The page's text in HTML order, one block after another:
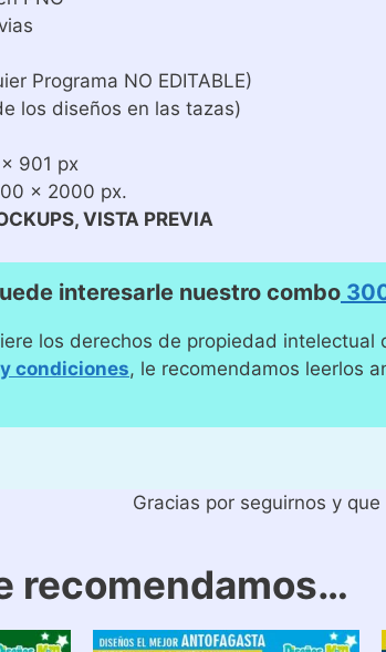
Programa NO EDITABLE)
los diseños en las tazas)
901 px
x 2000 px.
VISTA PREVIA
interesarle nuestro combo
los derechos de propiedad intelectual
condiciones, le recomendamos leerlos
Gracias por seguirnos y
recomendamos…